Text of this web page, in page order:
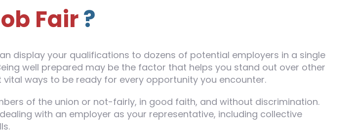
Fair?
display your qualifications to dozens of potential employers in a single
well prepared may be the factor that helps you stand out over other
ways to be ready for every opportunity you encounter.
of the union or not-fairly, in good faith, and without discrimination.
with an employer as your representative, including collective